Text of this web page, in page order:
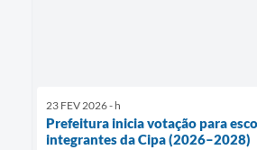
23 FEV 2026 - h
Prefeitura inicia votação para
integrantes da Cipa (2026–2028)